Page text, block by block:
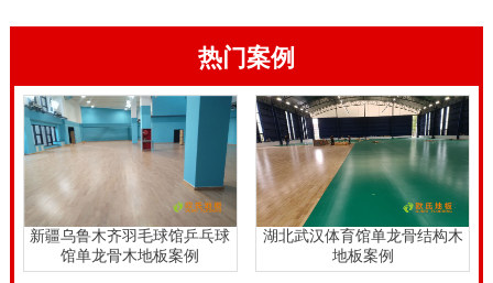
热门案例
新疆乌鲁木齐羽毛球馆乒乓球
馆单龙骨木地板案例
湖北武汉体育馆单龙骨结构木
地板案例